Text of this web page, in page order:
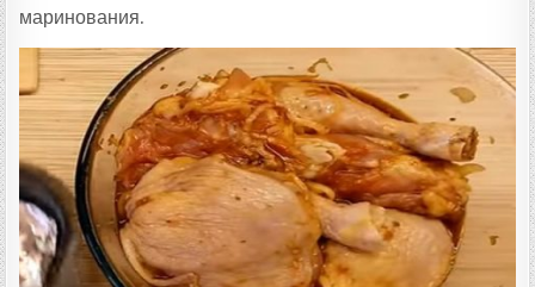
маринования.